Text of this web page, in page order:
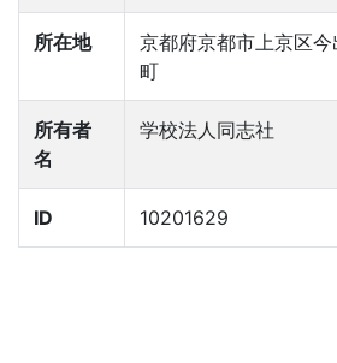
所在地
京都府京都市上京区
町
所有者
名
学校法人同志社
ID 10201629